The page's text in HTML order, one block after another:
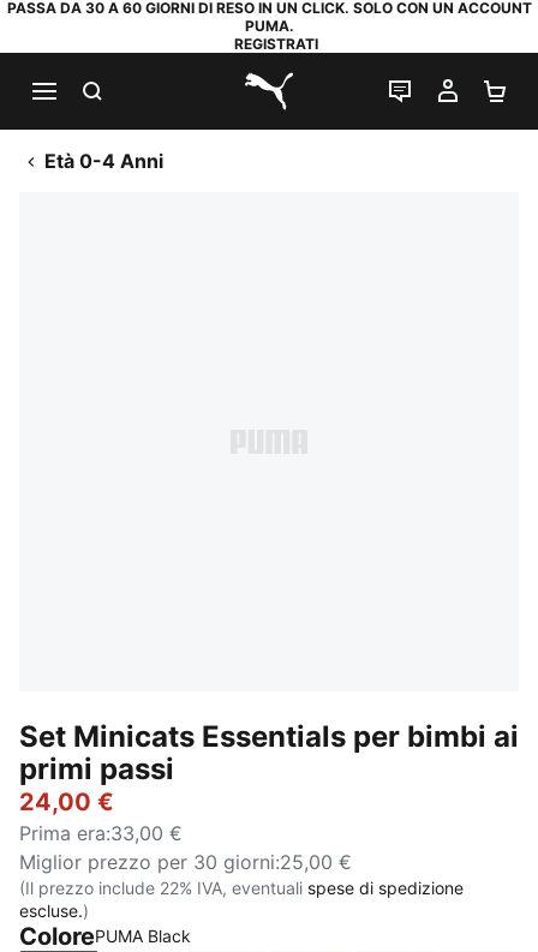
PASSA DA 30 A 60 GIORNI DI RESO IN UN CLICK. SOLO CON UN ACCOUNT
PUMA.
REGISTRATI
PUMA.com
CHAT IL MIO
Età 0-4 Anni
Set Minicats Essentials per bimbi ai
primi passi
24,00 €
Prima era:33,00 €
Miglior prezzo per 30 giorni:25,00 €
(Il prezzo include 22% IVA, eventuali spese di spedizione
escluse.)
ColorePUMA Black